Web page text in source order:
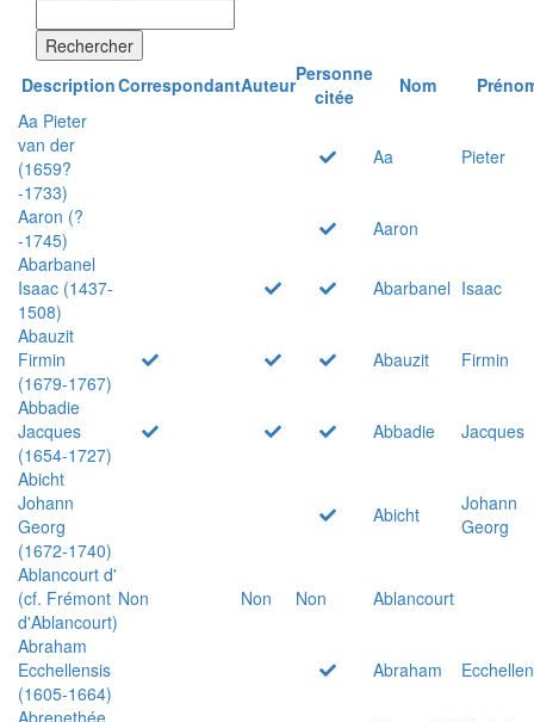
Rechercher
DescriptionCorrespondantAuteurPersonne
citée
Nom
Aa Pieter
van der
(1659?
-1733)
Aa Pieter
Aaron (?
-1745)
Aaron
Abarbanel
Isaac (1437-
1508)
Abarbanel Isaac
Abauzit
Firmin
(1679-1767)
Abauzit
Firmin
Abbadie
Jacques
(1654-1727)
Abbadie
Jacques
Abicht
Johann
Georg
(1672-1740)
Abicht
Johann
Georg
Ablancourt d'
(cf. Frémont
d'Ablancourt)
Non Non Non
Ablancourt
Abraham
Ecchellensis
(1605-1664)
Abraham
Abrenethée